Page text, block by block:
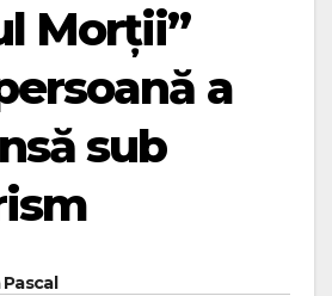
Morții”
a
sub